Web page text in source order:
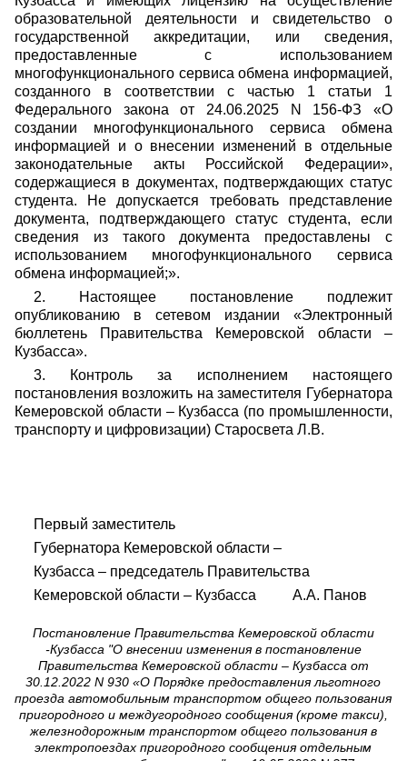
образовательной деятельности и свидетельство о
государственной аккредитации, или сведения,
предоставленные с использованием
многофункционального сервиса обмена информацией,
созданного в соответствии с частью 1 статьи 1
Федерального закона от 24.06.2025 N 156-ФЗ «О
создании многофункционального сервиса обмена
информацией и о внесении изменений в отдельные
законодательные акты Российской Федерации»,
содержащиеся в документах, подтверждающих статус
студента. Не допускается требовать представление
документа, подтверждающего статус студента, если
сведения из такого документа предоставлены с
использованием многофункционального сервиса
обмена информацией;».
2. Настоящее постановление подлежит
опубликованию в сетевом издании «Электронный
бюллетень Правительства Кемеровской области –
Кузбасса».
3. Контроль за исполнением настоящего
постановления возложить на заместителя Губернатора
Кемеровской области – Кузбасса (по промышленности,
транспорту и цифровизации) Старосвета Л.В.
Первый заместитель
Губернатора Кемеровской области –
Кузбасса – председатель Правительства
Кемеровской области – Кузбасса А.А. Панов
Постановление Правительства Кемеровской области
-Кузбасса "О внесении изменения в постановление
Правительства Кемеровской области – Кузбасса от
30.12.2022 N 930 «О Порядке предоставления льготного
проезда автомобильным транспортом общего пользования
пригородного и междугородного сообщения (кроме такси),
железнодорожным транспортом общего пользования в
электропоездах пригородного сообщения отдельным